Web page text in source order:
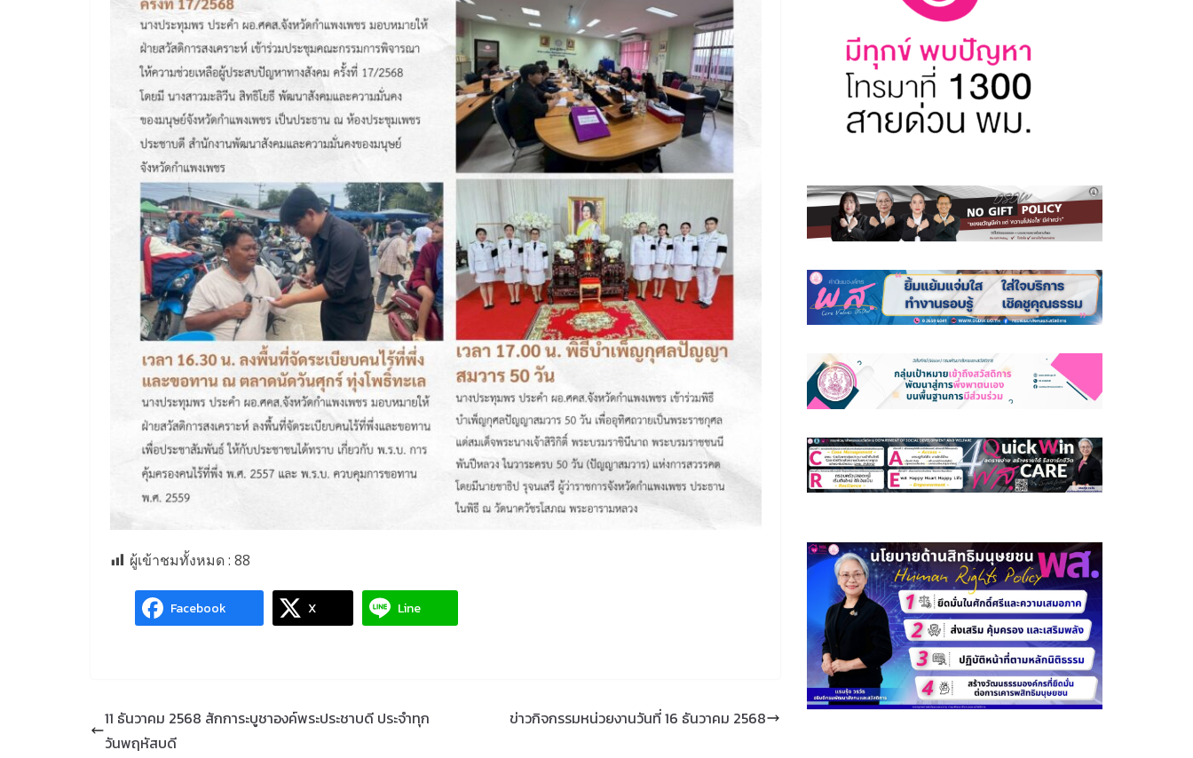
ผู้เข้าชมทั้งหมด : 88
Facebook X Line
11 ธันวาคม 2568 สักการะบูชาองค์พระประชาบดี ประจำทุก
วันพฤหัสบดี
ข่าวกิจกรรมหน่วยงานวันที่ 16 ธันวาคม 2568